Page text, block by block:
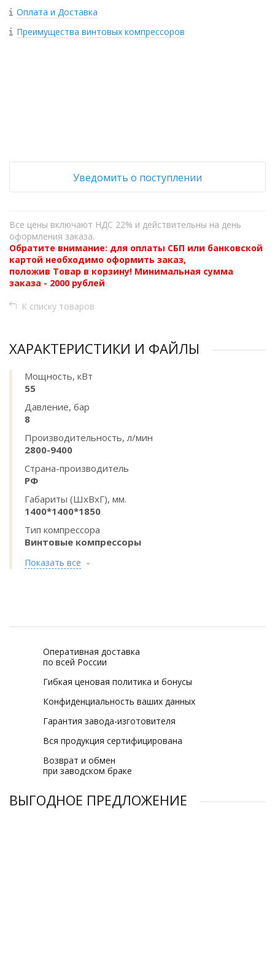
Оплата и Доставка
Преимущества винтовых компрессоров
Уведомить о поступлении
Все цены включают НДС 22% и действительны на день
оформления заказа.
Обратите внимание: для оплаты СБП или банковской
картой необходимо оформить заказ,
положив Товар в корзину! Минимальная сумма
заказа - 2000 рублей
К списку товаров
ХАРАКТЕРИСТИКИ И ФАЙЛЫ
Мощность, кВт
55
Давление, бар
8
Производительность, л/мин
2800-9400
Страна-производитель
РФ
Габариты (ШхВхГ), мм.
1400*1400*1850
Тип компрессора
Винтовые компрессоры
Показать все
Оперативная доставка
по всей России
Гибкая ценовая политика и бонусы
Конфиденциальность ваших данных
Гарантия завода-изготовителя
Вся продукция сертифицирована
Возврат и обмен
при заводском браке
ВЫГОДНОЕ ПРЕДЛОЖЕНИЕ